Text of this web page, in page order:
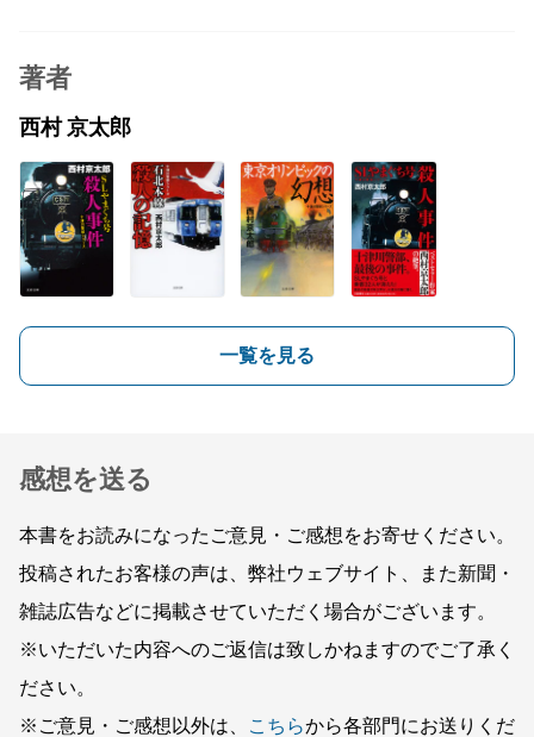
著者
西村 京太郎
一覧を見る
感想を送る
本書をお読みになったご意見・ご感想をお寄せください。
投稿されたお客様の声は、弊社ウェブサイト、また新聞・
雑誌広告などに掲載させていただく場合がございます。
※いただいた内容へのご返信は致しかねますのでご了承く
ださい。
※ご意見・ご感想以外は、
こちらから各部門にお送りくだ